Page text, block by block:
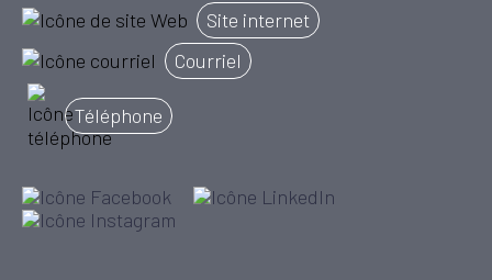
Site internet
Courriel
Téléphone